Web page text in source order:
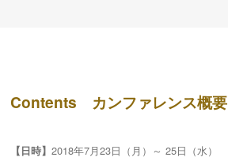
Contents カンファレンス概要
【日時】2018年7月23日（月）～ 25日（水）